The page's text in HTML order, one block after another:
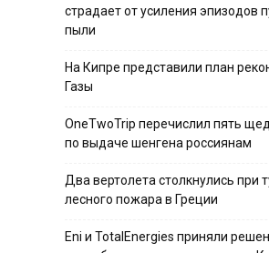
страдает от усиления эпизодов
пыли
На Кипре представили план
Газы
OneTwoTrip перечислил пять
по выдаче шенгена россиянам
Два вертолета столкнулись при
лесного пожара в Греции
Eni и TotalEnergies приняли